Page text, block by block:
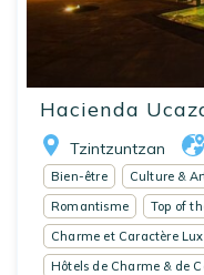
Hacienda
Tzintzuntzan
Bien-être Culture &
Romantisme
Top of
Charme et Caractère
Hôtels de Charme & de